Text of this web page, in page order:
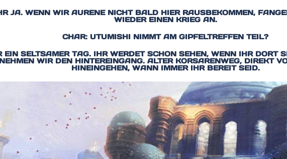
JA. WENN WIR AURENE NICHT BALD HIER RAUSBEKOMMEN,
WIEDER EINEN KRIEG AN.
CHAR: UTUMISHI NIMMT AM GIPFELTREFFEN TEIL?
SELTSAMER TAG. IHR WERDET SCHON SEHEN, WENN IHR DORT
WIR DEN HINTEREINGANG. ALTER KORSARENWEG, DIREKT
HINEINGEHEN, WANN IMMER IHR BEREIT SEID.